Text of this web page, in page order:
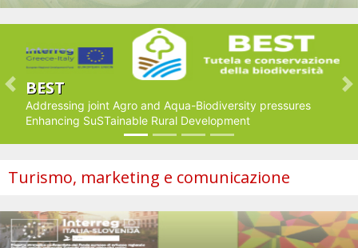
BEST
Addressing joint Agro and Aqua-Biodiversity pressures
Enhancing SuSTainable Rural Development
Previous
Turismo, marketing e comunicazione